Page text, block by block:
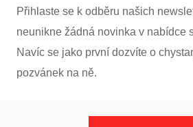
Přihlaste se k odběru našich
neunikne žádná novinka v nabídce
Navíc se jako první dozvíte o
pozvánek na ně.